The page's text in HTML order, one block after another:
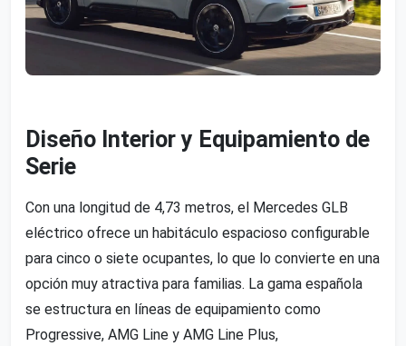
Diseño Interior y Equipamiento de
Serie
Con una longitud de 4,73 metros, el Mercedes GLB
eléctrico ofrece un habitáculo espacioso configurable
para cinco o siete ocupantes, lo que lo convierte en una
opción muy atractiva para familias. La gama española
se estructura en líneas de equipamiento como
Progressive, AMG Line y AMG Line Plus,